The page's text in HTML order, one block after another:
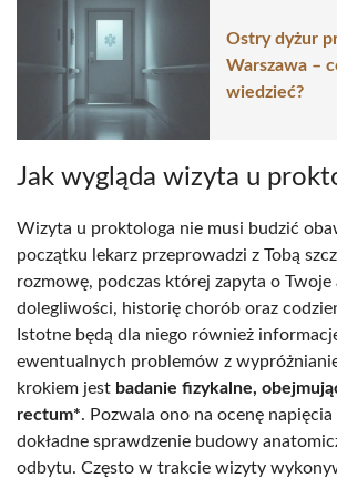
Ostry dyżur
Warszawa –
wiedzieć?
Jak wygląda wizyta u
Wizyta u proktologa nie musi budzić
początku lekarz przeprowadzi z Tobą
rozmowę, podczas której zapyta o Twoje
dolegliwości, historię chorób oraz
Istotne będą dla niego również
ewentualnych problemów z
krokiem jest badanie fizykalne,
rectum*. Pozwala ono na ocenę
dokładne sprawdzenie budowy
odbytu. Często w trakcie wizyty